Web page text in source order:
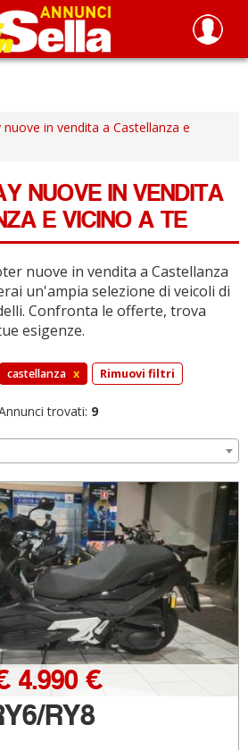
in vendita a Castellanza e
NUOVE IN VENDITA
E VICINO A TE
nuove in vendita a Castellanza
un'ampia selezione di veicoli di
Confronta le offerte, trova
esigenze.
castellanza x Rimuovi filtri
trovati: 9
RY8
4.990 €